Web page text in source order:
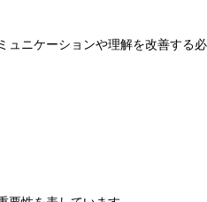
ニケーションや理解を改善する